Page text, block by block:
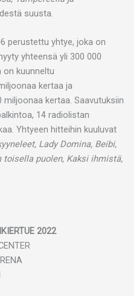
suusta.
perustettu yhtye, joka on
yhteensä yli 300 000
on kuunneltu
kertaa ja
kertaa. Saavutuksiin
14 radiolistan
Yhtyeen hitteihin kuuluvat
Lady Domina, Beibi,
toisella puolen, Kaksi ihmistä,
2022